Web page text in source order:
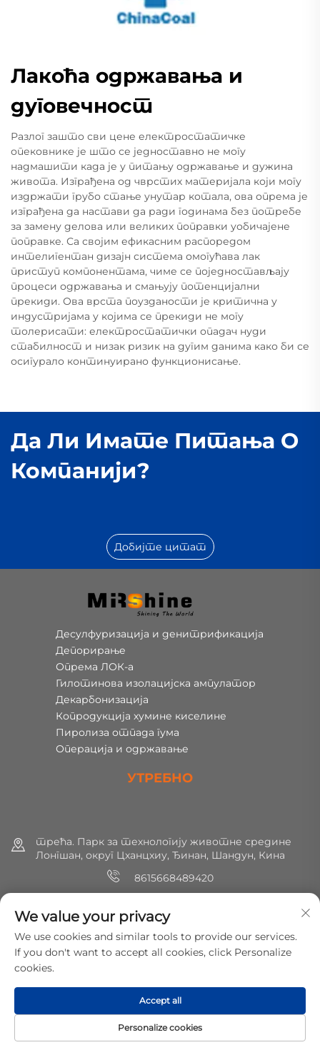
Лакоћа одржавања и
дуговечност
Разлог зашто сви цене електростатичке
опековнике је што се једноставно не могу
надмашити када је у питању одржавање и дужина
живота. Изграђена од чврстих материјала који могу
издржати грубо стање унутар котала, ова опрема је
изграђена да настави да ради годинама без потребе
за замену делова или великих поправки уобичајене
поправке. Са својим ефикасним распоредом
интелигентан дизајн система омогућава лак
приступ компонентама, чиме се поједностављају
процеси одржавања и смањују потенцијални
прекиди. Ова врста поузданости је критична у
индустријама у којима се прекиди не могу
толерисати: електростатички опадач нуди
стабилност и низак ризик на дугим данима како би се
осигурало континуирано функционисање.
Да Ли Имате Питања О
Компанији?
Добијте цитат
Десулфуризација и денитрификација
Депорирање
Опрема ЛОК-а
Гилотинова изолацијска ампулатор
Декарбонизација
Копродукција хумине киселине
Пиролиза отпада гума
Операција и одржавање
УТРЕБНО
трећа. Парк за технологију животне средине
Лонгшан, округ Цханцхиу, Ђинан, Шандун, Кина
8615668489420
[email protected]
Протецхион Технологи Цо, Лтд. Сва права су задржана.
Политике приватности
We value your privacy
We use cookies and similar tools to provide our services.
If you don't want to accept all cookies, click Personalize
cookies.
Personalize cookies
Accept all